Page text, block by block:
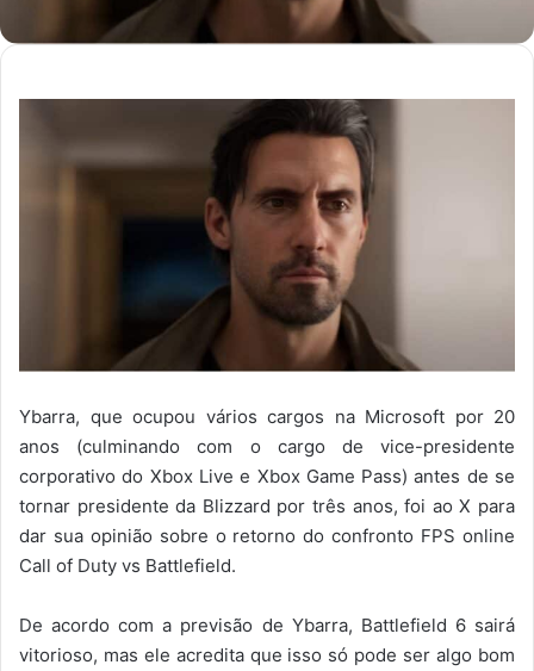
Ybarra, que ocupou vários cargos na Microsoft por 20
anos (culminando com o cargo de vice-presidente
corporativo do Xbox Live e Xbox Game Pass) antes de se
tornar presidente da Blizzard por três anos, foi ao X para
dar sua opinião sobre o retorno do confronto FPS online
Call of Duty vs Battlefield.
De acordo com a previsão de Ybarra, Battlefield 6 sairá
vitorioso, mas ele acredita que isso só pode ser algo bom